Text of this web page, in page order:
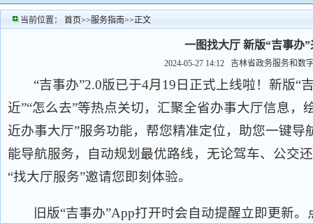
当前位置： 首页>>服务指南>>正文
一图找大厅 新版“吉事办
2024-05-27 14:12 吉林省政务服务和数
“吉事办”2.0版已于4月19日正式上线啦！新版“
近”“怎么去”等热点关切，汇聚全省办事大厅信息，
近办事大厅”服务功能，帮您精准定位，助您一键
能导航服务，自动规划最优路线，无论驾车、公交
“找大厅服务”邀请您即刻体验。
旧版“吉事办”App打开时会自动提醒立即更新